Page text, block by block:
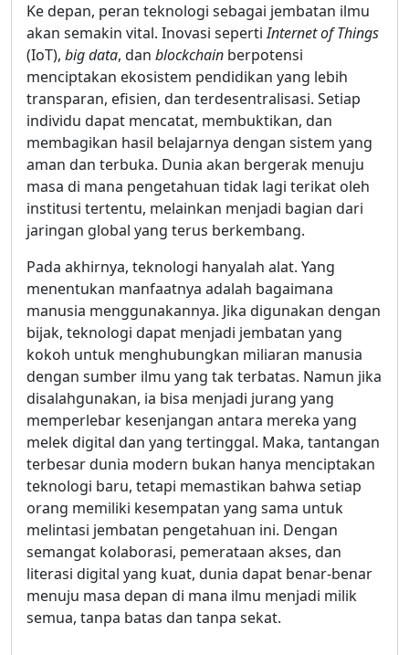
Ke depan, peran teknologi sebagai jembatan ilmu
akan semakin vital. Inovasi sepertiInternet of Things
(IoT), big data, dan blockchain berpotensi
menciptakan ekosistem pendidikan yang lebih
transparan, efisien, dan terdesentralisasi. Setiap
individu dapat mencatat, membuktikan, dan
membagikan hasil belajarnya dengan sistem yang
aman dan terbuka. Dunia akan bergerak menuju
masa di mana pengetahuan tidak lagi terikat oleh
institusi tertentu, melainkan menjadi bagian dari
jaringan global yang terus berkembang.
Pada akhirnya, teknologi hanyalah alat. Yang
menentukan manfaatnya adalah bagaimana
manusia menggunakannya. Jika digunakan dengan
bijak, teknologi dapat menjadi jembatan yang
kokoh untuk menghubungkan miliaran manusia
dengan sumber ilmu yang tak terbatas. Namun jika
disalahgunakan, ia bisa menjadi jurang yang
memperlebar kesenjangan antara mereka yang
melek digital dan yang tertinggal. Maka, tantangan
terbesar dunia modern bukan hanya menciptakan
teknologi baru, tetapi memastikan bahwa setiap
orang memiliki kesempatan yang sama untuk
melintasi jembatan pengetahuan ini. Dengan
semangat kolaborasi, pemerataan akses, dan
literasi digital yang kuat, dunia dapat benar-benar
menuju masa depan di mana ilmu menjadi milik
semua, tanpa batas dan tanpa sekat.